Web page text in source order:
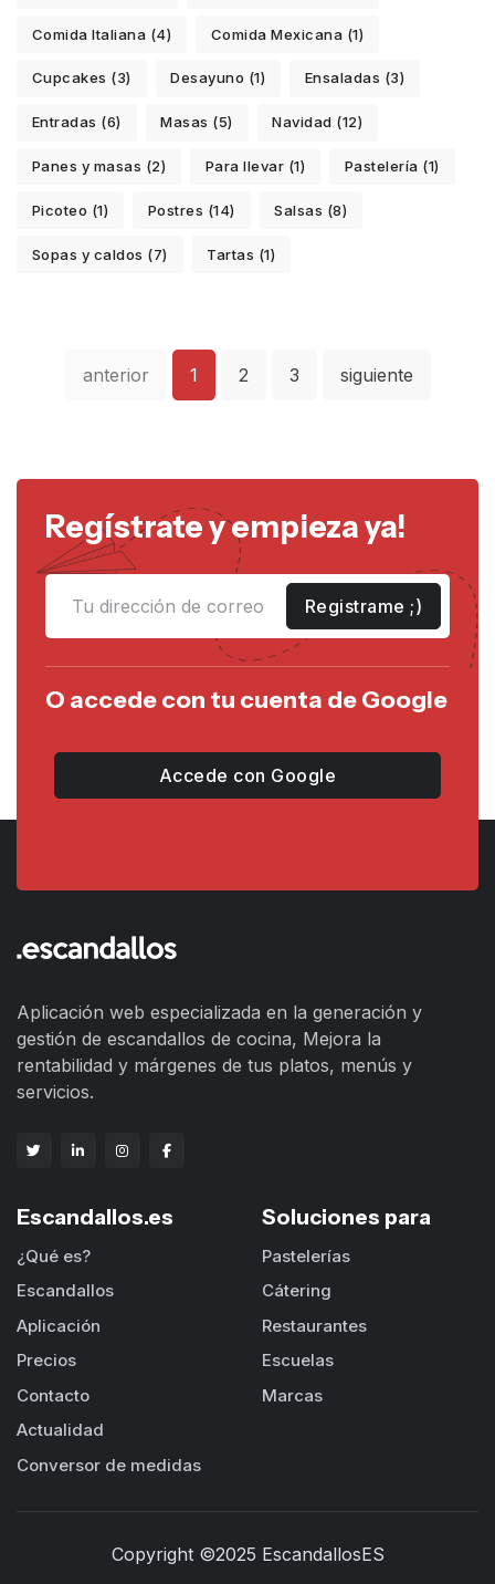
Comida Italiana (4) Comida Mexicana (1)
Cupcakes (3) Desayuno (1) Ensaladas (3)
Entradas (6) Masas (5) Navidad (12)
Panes y masas (2) Para llevar (1) Pastelería (1)
Picoteo (1) Postres (14) Salsas (8)
Sopas y caldos (7) Tartas (1)
anterior 1 2 3 siguiente
Regístrate y empieza ya!
Registrame ;)
O accede con tu cuenta de Google
Accede con Google
Aplicación web especializada en la generación y
gestión de escandallos de cocina, Mejora la
rentabilidad y márgenes de tus platos, menús y
servicios.
Escandallos.es
¿Qué es?
Escandallos
Aplicación
Precios
Contacto
Actualidad
Conversor de medidas
Soluciones para
Pastelerías
Cátering
Restaurantes
Escuelas
Marcas
Copyright ©2025 EscandallosES